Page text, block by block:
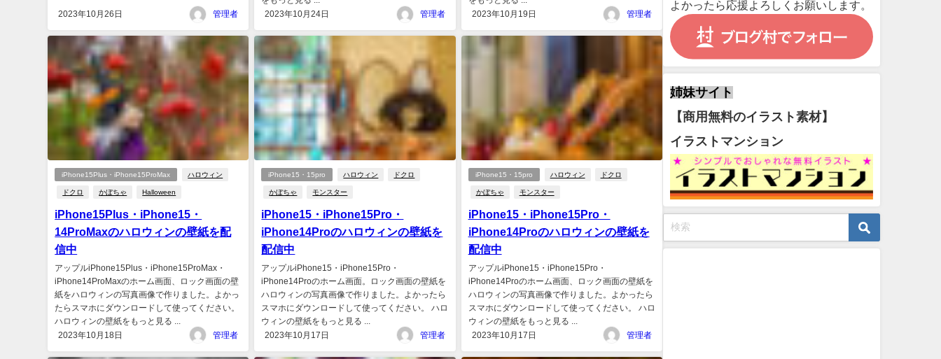
2023年10月26日 管理者
2023年10月24日
管理者
2023年10月19日
管理者
iPhone15Plus・iPhone15ProMax ハロウィン
ドクロ かぼちゃ Halloween
iPhone15Plus・iPhone15・
14ProMaxのハロウィンの壁紙を配
信中
アップルiPhone15Plus・iPhone15ProMax・
iPhone14ProMaxのホーム画面、ロック画面の壁
紙をハロウィンの写真画像で作りました。よかっ
たらスマホにダウンロードして使ってください。
ハロウィンの壁紙をもっと見る ...
2023年10月18日
管理者
iPhone15・15pro ハロウィン ドクロ
かぼちゃ モンスター
iPhone15・iPhone15Pro・
iPhone14Proのハロウィンの壁紙を
配信中
アップルiPhone15・iPhone15Pro・
iPhone14Proのホーム画面。ロック画面の壁紙を
ハロウィンの写真画像で作りました。よかったら
スマホにダウンロードして使ってください。 ハロ
ウィンの壁紙をもっと見る ...
2023年10月17日
管理者
iPhone15・15pro ハロウィン ドクロ
かぼちゃ モンスター
iPhone15・iPhone15Pro・
iPhone14Proのハロウィンの壁紙を
配信中
アップルiPhone15・iPhone15Pro・
iPhone14Proのホーム画面、ロック画面の壁紙を
ハロウィンの写真画像で作りました。よかったら
スマホにダウンロードして使ってください。 ハロ
ウィンの壁紙をもっと見る ...
2023年10月17日
管理者
よかったら応援よろしくお願いします。
姉妹サイト
【商用無料のイラスト素材】
イラストマンション